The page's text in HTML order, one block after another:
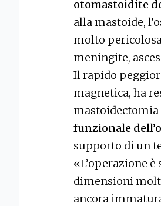
otomastoidite
alla mastoide,
molto
meningite,
Il rapido
magnetica, ha
mastoidectomia
funzionale
supporto di un
«L’operazione
dimensioni
ancora